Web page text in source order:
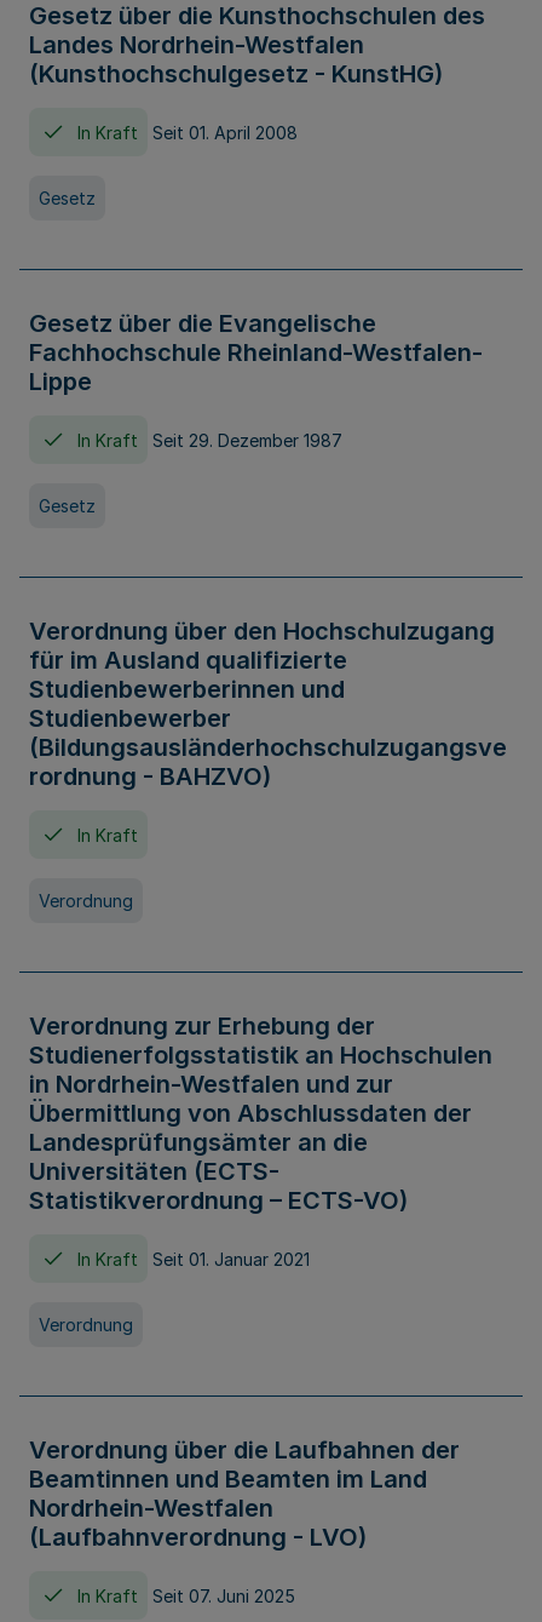
Gesetz über die Kunsthochschulen des
Landes Nordrhein-Westfalen
(Kunsthochschulgesetz - KunstHG)
In Kraft Seit 01. April 2008
Gesetz
Gesetz über die Evangelische
Fachhochschule Rheinland-Westfalen-
Lippe
In Kraft Seit 29. Dezember 1987
Gesetz
Verordnung über den Hochschulzugang
für im Ausland qualifizierte
Studienbewerberinnen und
Studienbewerber
(Bildungsausländerhochschulzugangsve
rordnung - BAHZVO)
In Kraft
Verordnung
Verordnung zur Erhebung der
Studienerfolgsstatistik an Hochschulen
in Nordrhein-Westfalen und zur
Übermittlung von Abschlussdaten der
Landesprüfungsämter an die
Universitäten (ECTS-
Statistikverordnung – ECTS-VO)
In Kraft Seit 01. Januar 2021
Verordnung
Verordnung über die Laufbahnen der
Beamtinnen und Beamten im Land
Nordrhein-Westfalen
(Laufbahnverordnung - LVO)
In Kraft Seit 07. Juni 2025